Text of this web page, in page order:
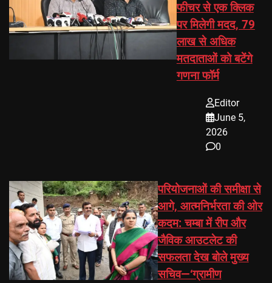
फीचर से एक क्लिक
पर मिलेगी मदद, 79
लाख से अधिक
मतदाताओं को बटेंगे
गणना फॉर्म
Editor
June 5,
2026
0
परियोजनाओं की समीक्षा से
आगे, आत्मनिर्भरता की ओर
कदम: चम्बा में रीप और
जैविक आउटलेट की
सफलता देख बोले मुख्य
सचिव—‘ग्रामीण